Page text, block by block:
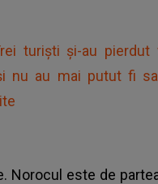
turiști și-au pierdut
nu au mai putut fi
Norocul este de